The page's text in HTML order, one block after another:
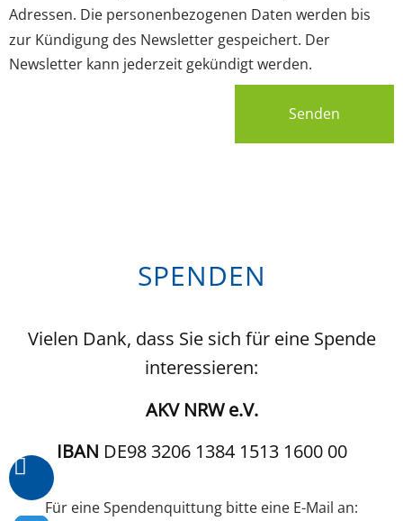
Adressen. Die personenbezogenen Daten werden bis
zur Kündigung des Newsletter gespeichert. Der
Newsletter kann jederzeit gekündigt werden.
Senden
SPENDEN
Vielen Dank, dass Sie sich für eine Spende
interessieren:
AKV NRW e.V.
IBAN DE98 3206 1384 1513 1600 00
Für eine Spendenquittung bitte eine E-Mail an: